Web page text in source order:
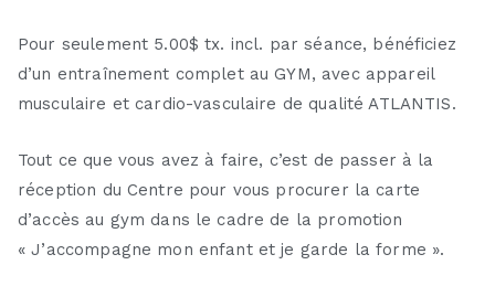
Pour seulement 5.00$ tx. incl. par séance, bénéficiez
d’un entraînement complet au GYM, avec appareil
musculaire et cardio-vasculaire de qualité ATLANTIS.
Tout ce que vous avez à faire, c’est de passer à la
réception du Centre pour vous procurer la carte
d’accès au gym dans le cadre de la promotion
« J’accompagne mon enfant et je garde la forme ».